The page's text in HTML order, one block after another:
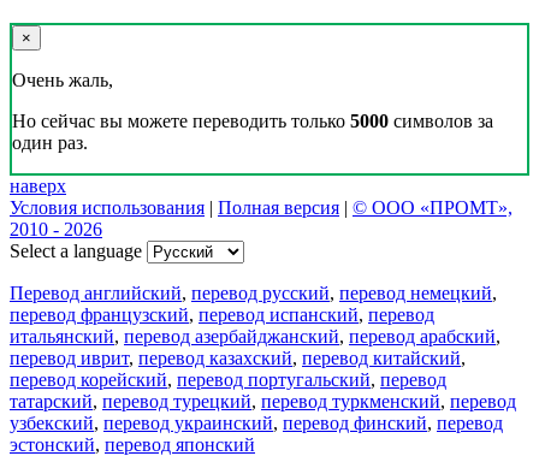
×
Очень жаль,
Но сейчас вы можете переводить только 5000 символов за
один раз.
наверх
Условия использования | Полная версия | © ООО «ПРОМТ»,
2010 - 2026
Select a language
Перевод английский, перевод русский, перевод немецкий,
перевод французский, перевод испанский, перевод
итальянский, перевод азербайджанский, перевод арабский,
перевод иврит, перевод казахский, перевод китайский,
перевод корейский, перевод португальский, перевод
татарский, перевод турецкий, перевод туркменский, перевод
узбекский, перевод украинский, перевод финский, перевод
эстонский, перевод японский